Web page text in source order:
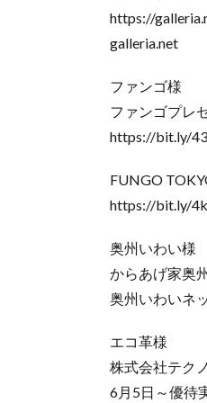
https://
galleria.net
ファンゴ様
ファンゴプレ
https://bit.ly/
FUNGO
https://bit.ly/
奥州いわい様
からあげ家奥
奥州いわいネ
エコ革様
株式会社テク
6月5日～優待